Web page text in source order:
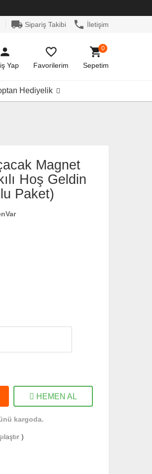
local_shipping Sipariş Takibi phone İletişim
person
Yap
favorite_border
Favorilerim
shopping_cart
Sepetim
0
Hediyelik
Magnet
Hoş Geldin
Paket)
HEMEN AL
kargoda.
)